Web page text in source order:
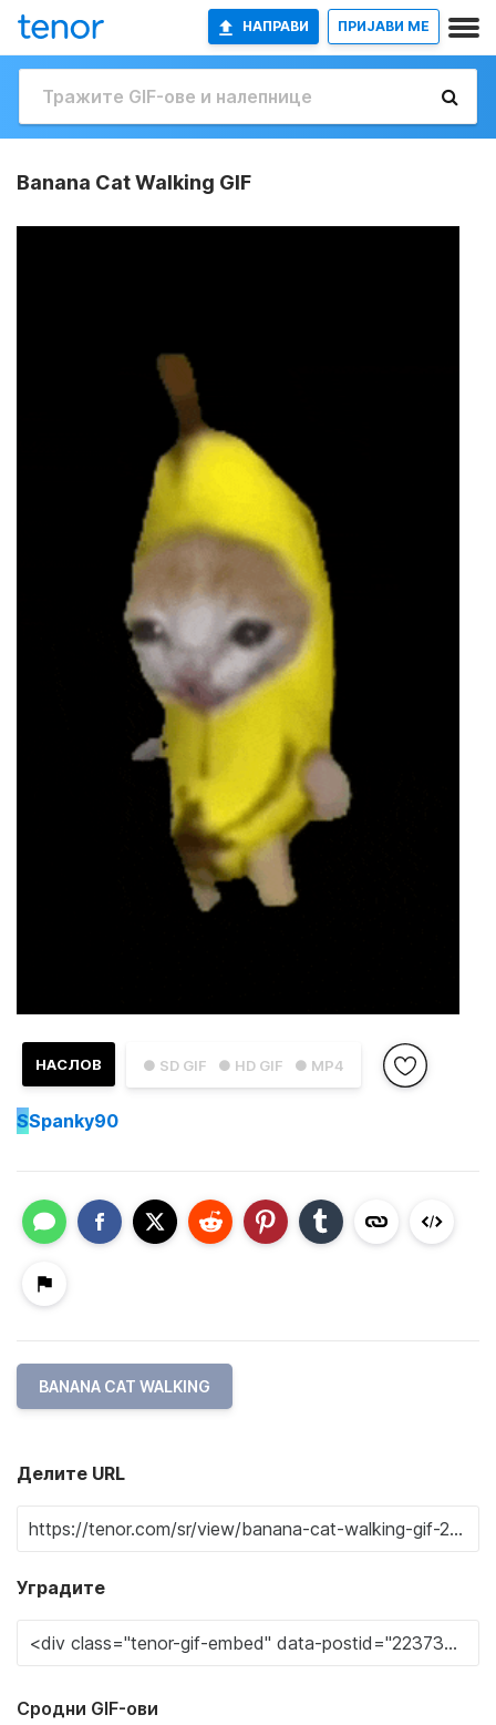
НАПРАВИ ПРИЈАВИ МЕ
Banana Cat Walking GIF
● SD GIF ● HD GIF ● MP4
НАСЛОВ
SSpanky90
BANANA CAT WALKING
Делите URL
Уградите
Сродни GIF-ови